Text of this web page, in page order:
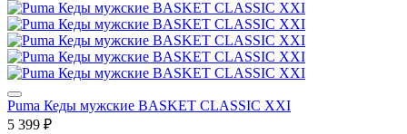
Puma Кеды мужские BASKET CLASSIC XXI
5 399 ₽